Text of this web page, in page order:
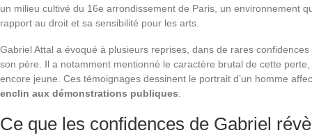
un milieu cultivé du 16e arrondissement de Paris, un environnement
rapport au droit et sa sensibilité pour les arts.
Gabriel Attal a évoqué à plusieurs reprises, dans de rares
son père. Il a notamment mentionné le caractère brutal de cette perte,
encore jeune. Ces témoignages dessinent le portrait d’un homme
enclin aux démonstrations publiques
Ce que les confidences de Gabriel